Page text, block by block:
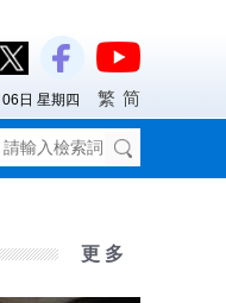
06日 星期四 繁 简
更 多